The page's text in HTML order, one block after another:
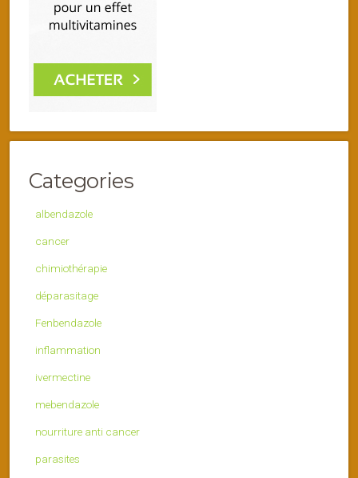
Categories
albendazole
cancer
chimiothérapie
déparasitage
Fenbendazole
inflammation
ivermectine
mebendazole
nourriture anti cancer
parasites